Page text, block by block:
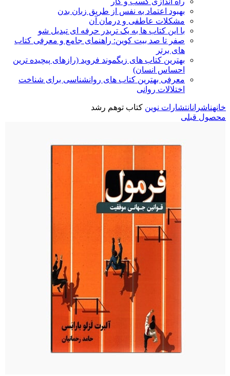
بهبود اعتماد به نفس از طریق زبان بدن
مشکلات عاطفی و درمان آن
با این کتاب ها به یک تریدر حرفه ای تبدیل شو
صفر تا صد بیت کوین: راهنمای جامع و معرفی کتاب
های برتر
بهترین کتاب های زیگموند فروید (رازهای پیچیده ترین
احساس انسان)
معرفی بهترین کتاب های روانشناسی برای شناخت
اختلالات روانی
خانهناشرانانتشارات نوین کتاب توهم رشد
محصول قبلی